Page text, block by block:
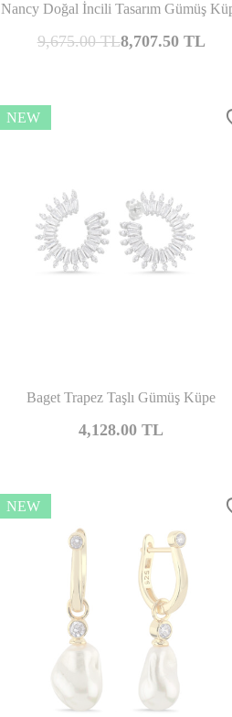
Nancy Doğal İncili Tasarım Gümüş
9,675.00TL8,707.50TL
NEW
Baget Trapez Taşlı Gümüş Küpe
4,128.00 TL
NEW